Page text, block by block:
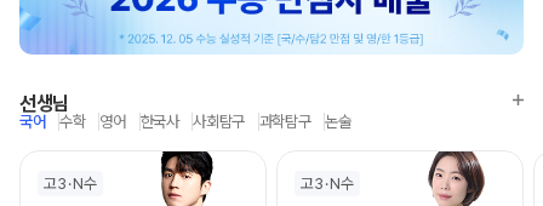
선생님
국어 수학 영어 한국사 사회탐구 과학탐구 논술
고3 N수 고3 N수